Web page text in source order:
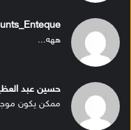
ههه...
حسين عبد
ممكن يكون